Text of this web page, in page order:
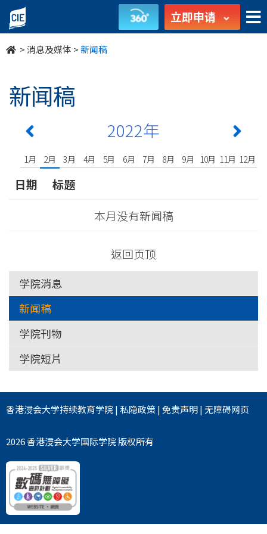
undefined 立即申请
>消息及媒体 >新闻稿
新闻稿
2022年
1月 2月 3月 4月 5月 6月 7月 8月 9月 10月 11月 12月
日期
标题
本月没有新闻稿
返回页顶
学院消息
新闻稿
学院刊物
学院短片
香港浸会大学持续教育学院| 私隐政策|免责声明|无障碍网页
2026 香港浸会大学国际学院 版权所有